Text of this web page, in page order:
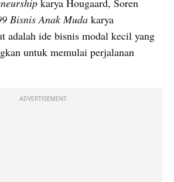
karya Hougaard, Soren
Bisnis Anak Muda karya
adalah ide bisnis modal kecil yang
untuk memulai perjalanan
ADVERTISEMENT